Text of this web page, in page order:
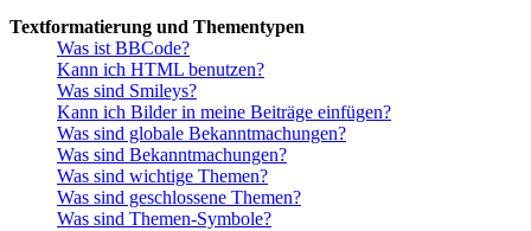
Textformatierung und Thementypen
Was ist BBCode?
Kann ich HTML benutzen?
Was sind Smileys?
Kann ich Bilder in meine Beiträge einfügen?
Was sind globale Bekanntmachungen?
Was sind Bekanntmachungen?
Was sind wichtige Themen?
Was sind geschlossene Themen?
Was sind Themen-Symbole?